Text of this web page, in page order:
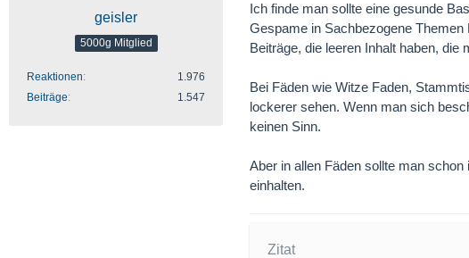
geisler
5000g Mitglied
Reaktionen
1.976
Beiträge
1.547
Ich finde man sollte eine gesunde
Gespame in Sachbezogene
Beiträge, die leeren Inhalt haben,
Bei Fäden wie Witze Faden,
lockerer sehen. Wenn man sich
keinen Sinn.
Aber in allen Fäden sollte man
einhalten.
Zitat